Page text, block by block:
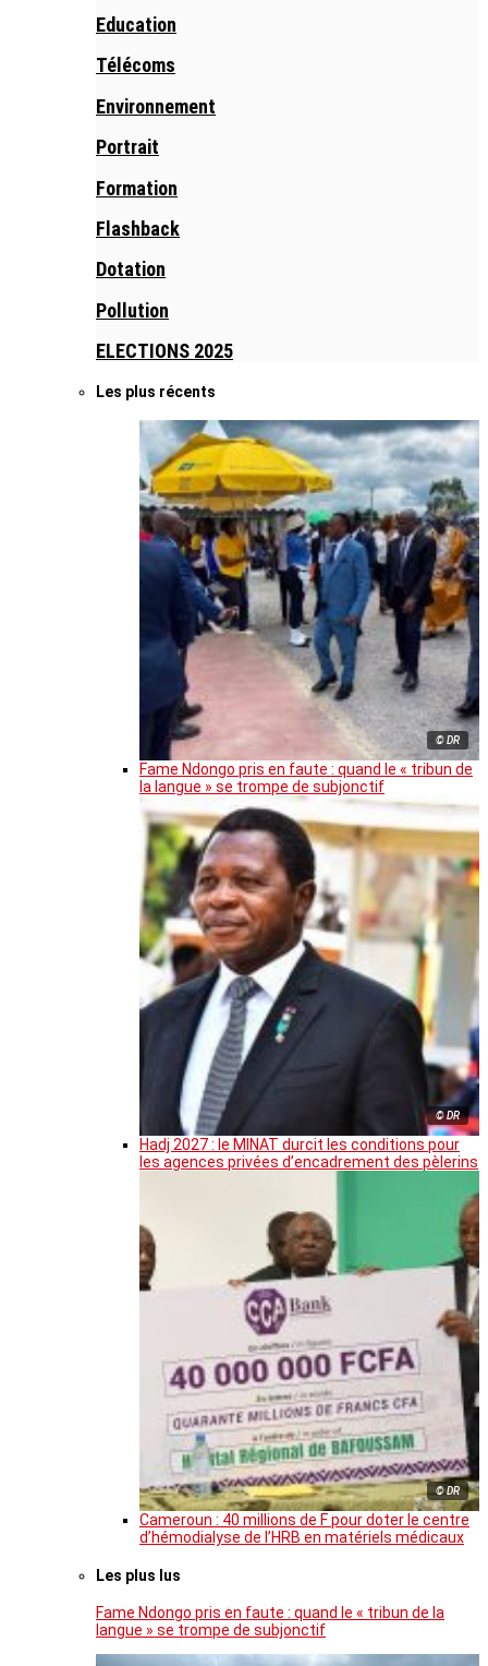
Education
Télécoms
Environnement
Portrait
Formation
Flashback
Dotation
Pollution
ELECTIONS 2025
Les plus récents
© DR
Fame Ndongo pris en faute : quand le « tribun de
la langue » se trompe de subjonctif
© DR
Hadj 2027 : le MINAT durcit les conditions pour
les agences privées d’encadrement des pèlerins
© DR
Cameroun : 40 millions de F pour doter le centre
d’hémodialyse de l’HRB en matériels médicaux
Les plus lus
Fame Ndongo pris en faute : quand le « tribun de la
langue » se trompe de subjonctif